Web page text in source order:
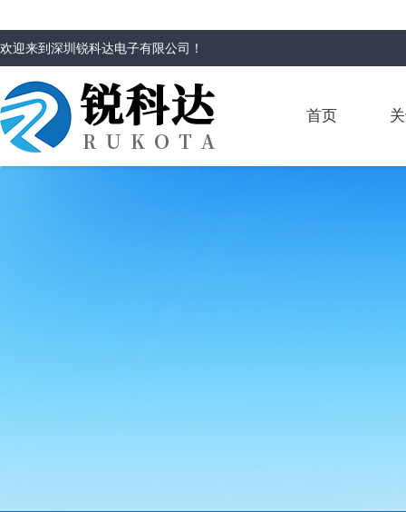
欢迎来到深圳锐科达电子有限公司 ！
首页